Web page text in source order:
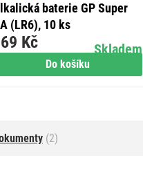
Do košíku
baterie GP Super
(LR6), 10 ks
Skladem
Kč
(2)